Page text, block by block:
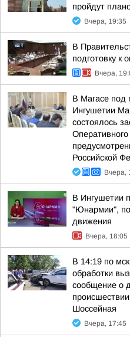
пройдут
Вчера, 19:35
В
подготовку
Вчера,
В Магасе под
Ингушетии
состоялось
Российской
Вчера,
В Ингушетии
"Юнармии",
движения
Вчера, 18:05
В 14:19 по
обработки
сообщение о
Шоссейная
Вчера, 17:45